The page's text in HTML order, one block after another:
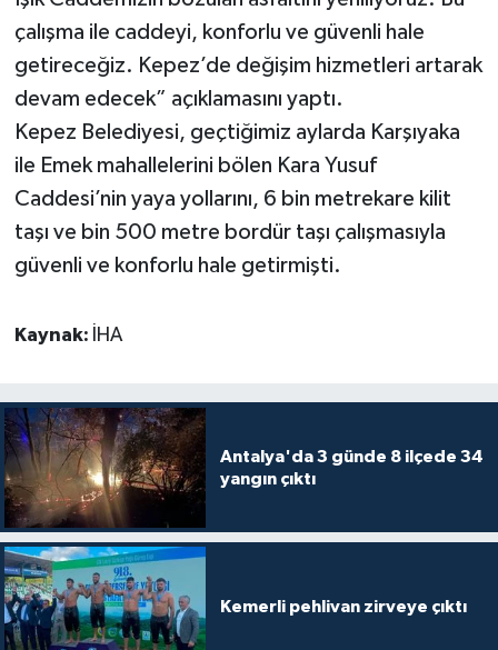
çalışma ile caddeyi, konforlu ve güvenli hale
getireceğiz. Kepez’de değişim hizmetleri artarak
devam edecek” açıklamasını yaptı.
Kepez Belediyesi, geçtiğimiz aylarda Karşıyaka
ile Emek mahallelerini bölen Kara Yusuf
Caddesi’nin yaya yollarını, 6 bin metrekare kilit
taşı ve bin 500 metre bordür taşı çalışmasıyla
güvenli ve konforlu hale getirmişti.
Kaynak: İHA
Antalya'da 3 günde 8 ilçede 34
yangın çıktı
Kemerli pehlivan zirveye çıktı